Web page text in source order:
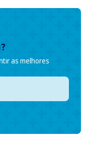
as melhores